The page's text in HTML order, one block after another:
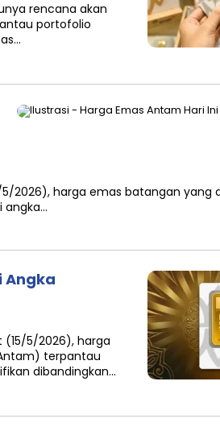
rencana akan
portofolio
2026), harga emas batangan yang
angka…
Angka
(15/5/2026), harga
terpantau
dibandingkan…